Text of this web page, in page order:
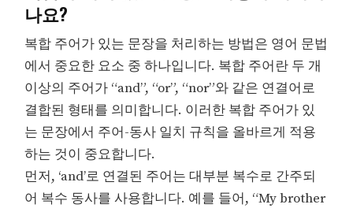
나요?
복합 주어가 있는 문장을 처리하는 방법은 영어 문법
에서 중요한 요소 중 하나입니다. 복합 주어란 두 개
이상의 주어가 “and”, “or”, “nor”와 같은 연결어로
결합된 형태를 의미합니다. 이러한 복합 주어가 있
는 문장에서 주어-동사 일치 규칙을 올바르게 적용
하는 것이 중요합니다.
먼저, ‘and’로 연결된 주어는 대부분 복수로 간주되
어 복수 동사를 사용합니다. 예를 들어, “My brother